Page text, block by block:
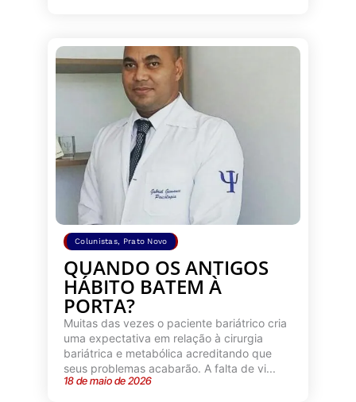
Colunistas, Prato Novo
QUANDO OS ANTIGOS
HÁBITO BATEM À
PORTA?
Muitas das vezes o paciente bariátrico cria
uma expectativa em relação à cirurgia
bariátrica e metabólica acreditando que
seus problemas acabarão. A falta de vi...
18 de maio de 2026